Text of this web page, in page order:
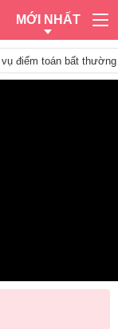
MỚI NHẤT
vụ điểm toán bất